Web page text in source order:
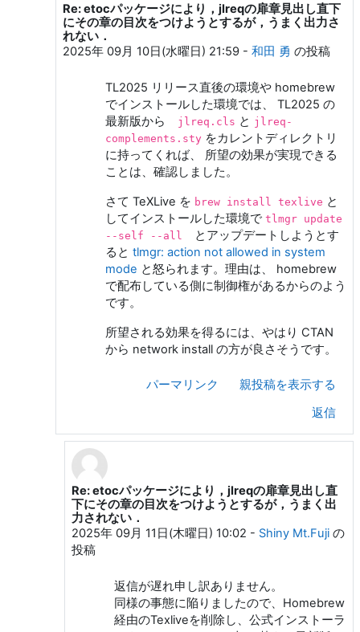
和田 勇 への返信
Re: etocパッケージにより，jlreqの扉章見出し直下
にその章の目次をつけようとするが，うまく出力さ
れない．
2025年 09月 10日(水曜日) 21:59 - 和田 勇 の投稿
TL2025 リリース直後の環境や homebrew
でインストールした環境では、 TL2025 の
最新版から
jlreq.cls と jlreq-
complements.sty をカレントディレクトリ
に持ってくれば、 所望の効果が実現できる
ことは、確認しました。
さて TeXLive を brew install texlive と
してインストールした環境で tlmgr update
--self --all
とアップデートしようとす
ると tlmgr: action not allowed in system
mode と怒られます。理由は、 homebrew
で配布している側に制御権があるからのよう
です。
所望される効果を得るには、やはり CTAN
から network install の方が良さそうです。
パーマリンク
親投稿を表示する
返信
和田 勇 への返信
Re: etocパッケージにより，jlreqの扉章見出し直
下にその章の目次をつけようとするが，うまく出
力されない．
2025年 09月 11日(木曜日) 10:02 - Shiny Mt.Fuji の
投稿
返信が遅れ申し訳ありません。
同様の事態に陥りましたので、Homebrew
経由のTexliveを削除し、公式インストーラ